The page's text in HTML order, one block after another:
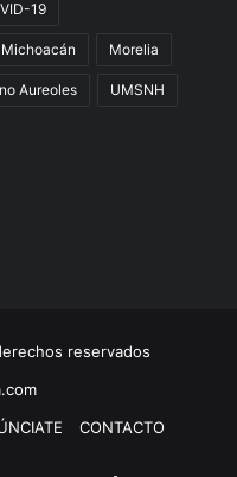
19
Michoacán Morelia
Aureoles UMSNH
reservados
CONTACTO